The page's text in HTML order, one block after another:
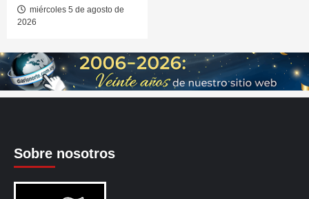
miércoles 5 de agosto de
2026
Sobre nosotros